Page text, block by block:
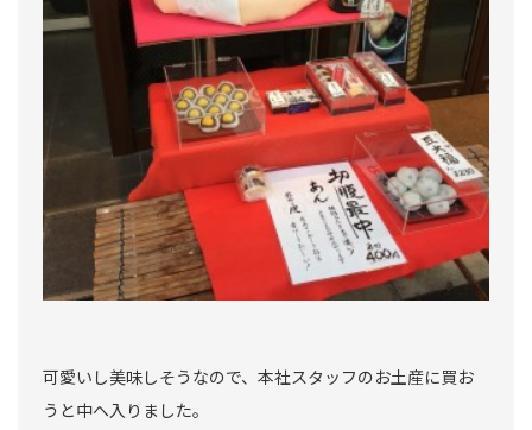
可愛いし美味しそうなので、本社スタッフのお土産に買お
うと中へ入りました。